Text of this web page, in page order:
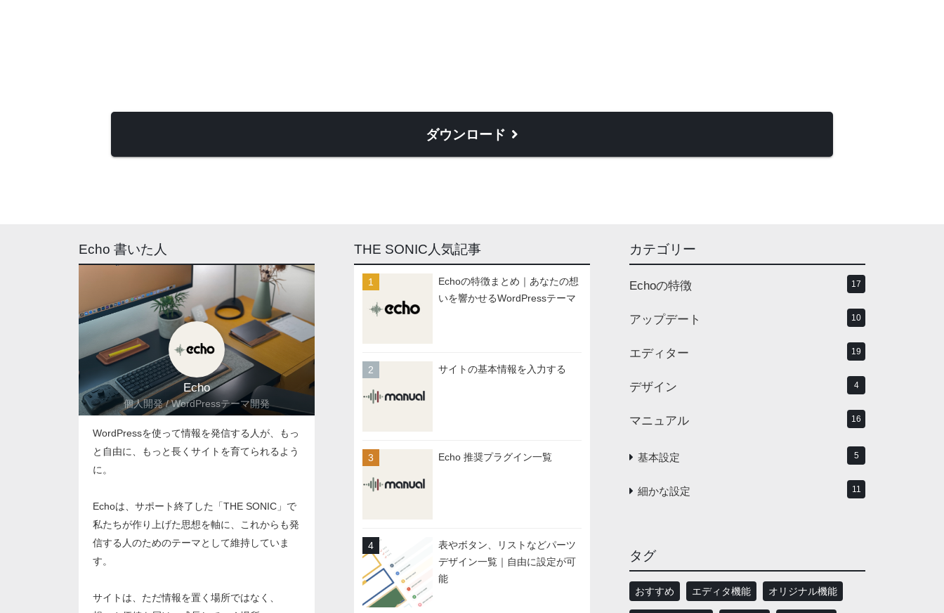
ダウンロード
Echo 書いた人
Echo
個人開発 / WordPressテーマ開発
WordPressを使って情報を発信する人が、もっ
と自由に、もっと長くサイトを育てられるよう
に。
Echoは、サポート終了した「THE SONIC」で
私たちが作り上げた思想を軸に、これからも発
信する人のためのテーマとして維持していま
す。
サイトは、ただ情報を置く場所ではなく、
THE SONIC人気記事
Echoの特徴まとめ｜あなたの想
いを響かせるWordPressテーマ
サイトの基本情報を入力する
Echo 推奨プラグイン一覧
表やボタン、リストなどパーツ
デザイン一覧｜自由に設定が可
能
カテゴリー
Echoの特徴 17
アップデート 10
エディター 19
デザイン 4
マニュアル 16
基本設定 5
細かな設定 11
タグ
おすすめ エディタ機能 オリジナル機能